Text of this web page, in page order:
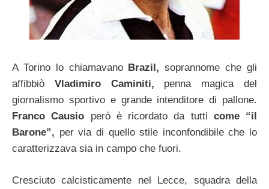
A Torino lo chiamavano Brazil,soprannome che gli
affibbiò Vladimiro Caminiti, penna magica del
giornalismo sportivo e grande intenditore di pallone.
Franco Causio però è ricordato da tutti come “il
Barone”, per via di quello stile inconfondibile che lo
caratterizzava sia in campo che fuori.
Cresciuto calcisticamente nel Lecce, squadra della